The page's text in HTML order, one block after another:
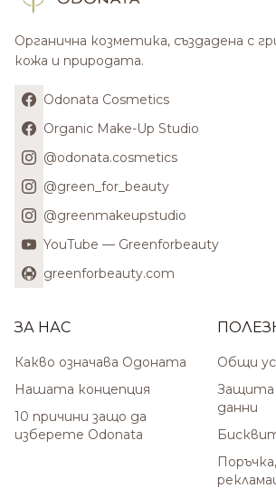
Органична козметика, създадена с
кожа и природата.
Odonata Cosmetics
Organic Make-Up Studio
@odonata.cosmetics
@green_for_beauty
@greenmakeupstudio
YouTube — Greenforbeauty
greenforbeauty.com
ЗА НАС
Какво означава Одоната
Нашата концепция
10 причини защо да
изберете Odonata
Общи
Защита
данни